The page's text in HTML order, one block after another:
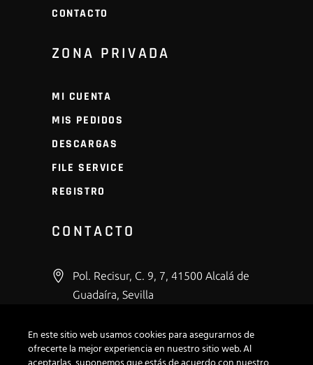
CONTACTO
ZONA PRIVADA
MI CUENTA
MIS PEDIDOS
DESCARGAS
FILE SERVICE
REGISTRO
CONTACTO
Pol. Recisur, C. 9, 7, 41500 Alcalá de
Guadaíra, Sevilla
info@modirepro.com
En este sitio web usamos cookies para asegurarnos de
ofrecerte la mejor experiencia en nuestro sitio web. Al